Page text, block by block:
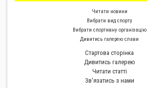
Читати новини
Вибрати вид спорту
Вибрати спортивну органiзацiю
Дивитись галерею слави
Стартова сторiнка
Дивитись галерею
Читати статті
Зв'язатись з нами